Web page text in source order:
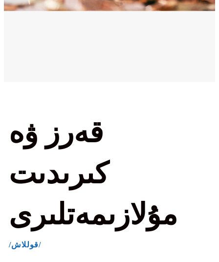
قەرز ۋە
كىرىدىت
مۇلازىمەتلىرى
/قوللاش/